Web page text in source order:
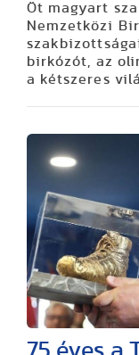
Öt magyart
Nemzetközi
birkózót, az
a kétszeres